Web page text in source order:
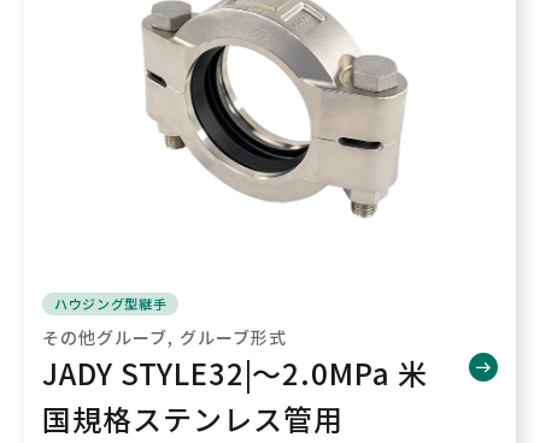
ハウジング型継手
その他グルーブ グルーブ形式
JADY STYLE32|～2.0MPa 米
国規格ステンレス管用